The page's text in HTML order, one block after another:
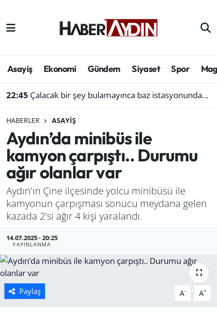
Asayiş Ekonomi Gündem Siyaset Spor
22:45 Çalacak bir şey bulamayınca baz istasyonundan akü çaldı
HABERLER ASAYIŞ
Aydın’da minibüs ile
kamyon çarpıştı.. Durumu
ağır olanlar var
Aydın'ın Çine ilçesinde yolcu minibüsü ile
kamyonun çarpışması sonucu meydana gelen
kazada 2'si ağır 4 kişi yaralandı.
14.07.2025 - 20:25
YAYINLANMA
Paylaş A- A+
Afyonkarahisar
Çevre
Genel
Haber
Izmir
Kütahya
Manisa
Muğla
Politika
Aydın Hava Durumu
Süper Lig Puan Durumu ve Fikstür
Son Dakika Haberleri
Haber Arşivi